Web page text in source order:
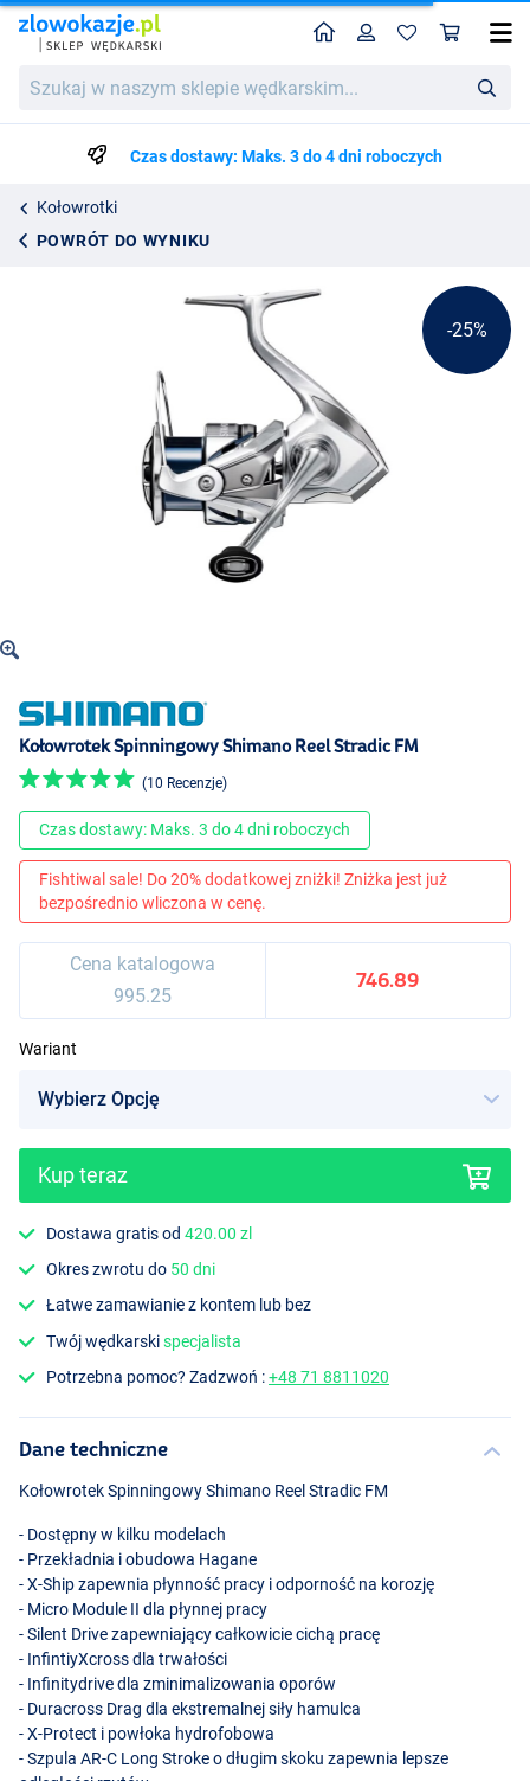
w
wędkarskim...
HomeProfil
Czas dostawy: Maks. 3 do 4 dni roboczych
Kołowrotki
POWRÓT DO WYNIKU
Kołowrotek Spinningowy Shimano Reel Stradic FM
995.25
746.89
-25%
Kołowrotek Spinningowy Shimano Reel Stradic FM
(10 Recenzje)
Czas dostawy: Maks. 3 do 4 dni roboczych
Fishtiwal sale! Do 20% dodatkowej zniżki! Zniżka jest już
bezpośrednio wliczona w cenę.
Cena katalogowa
995.25
746.89
Wariant
Kup teraz
Dostawa gratis od420.00 zl
Okres zwrotu do 50 dni
Łatwe zamawianie z kontem lub bez
Twój wędkarskispecjalista
Potrzebna pomoc? Zadzwoń :+48 71 8811020
Dane techniczne
Kołowrotek Spinningowy Shimano Reel Stradic FM
- Dostępny w kilku modelach
- Przekładnia i obudowa Hagane
- X-Ship zapewnia płynność pracy i odporność na korozję
- Micro Module II dla płynnej pracy
- Silent Drive zapewniający całkowicie cichą pracę
- InfintiyXcross dla trwałości
- Infinitydrive dla zminimalizowania oporów
- Duracross Drag dla ekstremalnej siły hamulca
- X-Protect i powłoka hydrofobowa
- Szpula AR-C Long Stroke o długim skoku zapewnia lepsze